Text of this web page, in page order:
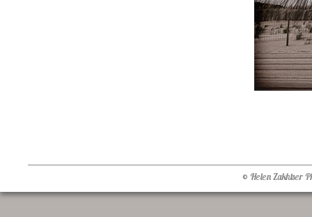
© Helen Zakhtser